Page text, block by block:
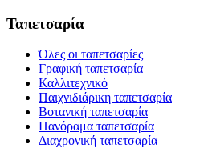
Ταπετσαρία
Όλες οι ταπετσαρίες
Γραφική ταπετσαρία
Καλλιτεχνικό
Παιχνιδιάρικη ταπετσαρία
Βοτανική ταπετσαρία
Πανόραμα ταπετσαρία
Διαχρονική ταπετσαρία